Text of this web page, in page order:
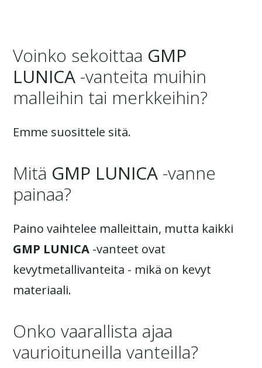
Voinko sekoittaa GMP
LUNICA -vanteita muihin
malleihin tai merkkeihin?
Emme suosittele sitä.
Mitä GMP LUNICA -vanne
painaa?
Paino vaihtelee malleittain, mutta kaikki
GMP LUNICA -vanteet ovat
kevytmetallivanteita - mikä on kevyt
materiaali.
Onko vaarallista ajaa
vaurioituneilla vanteilla?